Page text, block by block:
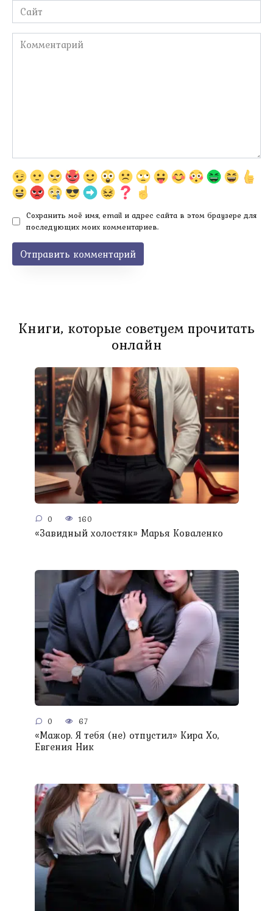
Сайт
Комментарий
Сохранить моё имя, email и адрес сайта в этом браузере для
последующих моих комментариев.
Книги, которые советуем прочитать
онлайн
0 160
«Завидный холостяк» Марья Коваленко
0 67
«Мажор. Я тебя (не) отпустил» Кира Хо,
Евгения Ник